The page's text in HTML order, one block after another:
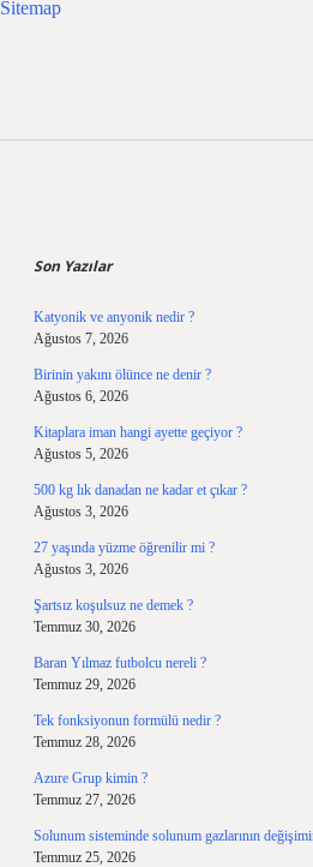
Sitemap
Son Yazılar
Katyonik ve anyonik nedir ?
Ağustos 7, 2026
Birinin yakını ölünce ne denir ?
Ağustos 6, 2026
Kitaplara iman hangi ayette geçiyor ?
Ağustos 5, 2026
500 kg lık danadan ne kadar et çıkar ?
Ağustos 3, 2026
27 yaşında yüzme öğrenilir mi ?
Ağustos 3, 2026
Şartsız koşulsuz ne demek ?
Temmuz 30, 2026
Baran Yılmaz futbolcu nereli ?
Temmuz 29, 2026
Tek fonksiyonun formülü nedir ?
Temmuz 28, 2026
Azure Grup kimin ?
Temmuz 27, 2026
Solunum sisteminde solunum gazlarının
Temmuz 25, 2026